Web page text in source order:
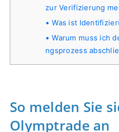
zur Verifizierung
Was ist
Warum muss ich
ngsprozess
So melden Sie
Olymptrade an